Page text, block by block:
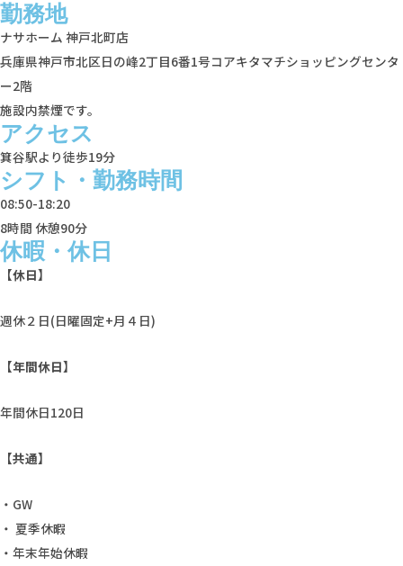
勤務地
ナサホーム 神戸北町店
兵庫県神戸市北区日の峰2丁目6番1号コアキタマチショッピングセンタ
ー2階
施設内禁煙です。
アクセス
箕谷駅より徒歩19分
シフト・勤務時間
08:50-18:20
8時間 休憩90分
休暇・休日
【休日】
週休２日(日曜固定+月４日)
【年間休日】
年間休⽇120日
【共通】
・GW
・ 夏季休暇
・年末年始休暇